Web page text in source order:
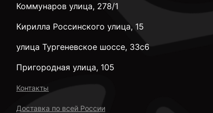
Коммунаров улица, 278/1
Кирилла Россинского улица, 15
улица Тургеневское шоссе, 33с6
Пригородная улица, 105
Контакты
Доставка по всей России